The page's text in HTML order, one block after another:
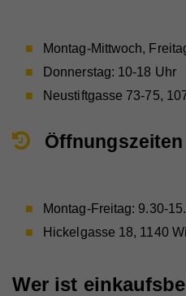
Montag-Mittwoch,
Donnerstag: 10-18 Uhr
Neustiftgasse 73-75,
Öffnungszeiten
Montag-Freitag: 9.30-
Hickelgasse 18, 1140
Wer ist